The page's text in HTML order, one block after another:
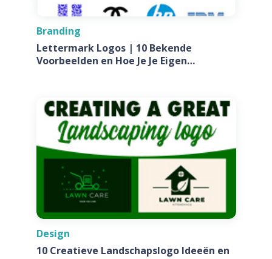
Branding
Lettermark Logos | 10 Bekende
Voorbeelden en Hoe Je Je Eigen
Design
10 Creatieve Landschapslogo Ideeën en